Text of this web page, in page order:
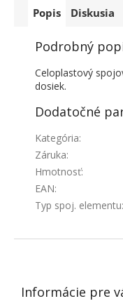
Popis Diskusia
Podrobný
Celoplastový
dosiek.
Dodatočné
Kategória:
Záruka:
Hmotnosť:
EAN:
Typ spoj. elementu:
ZÁPÄTIE
Informácie pre